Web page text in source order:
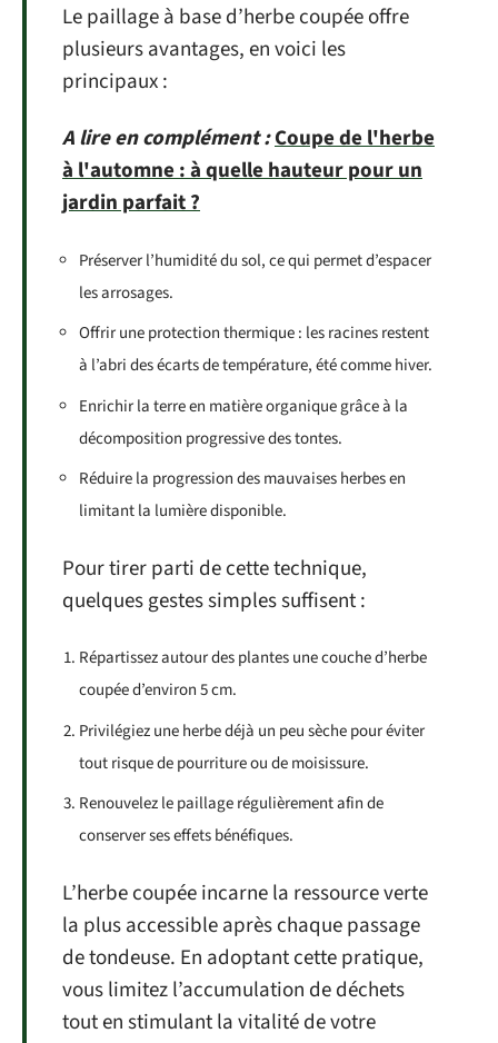
Le paillage à base d’herbe coupée offre
plusieurs avantages, en voici les
principaux :
A lire en complément :Coupe de l'herbe
à l'automne : à quelle hauteur pour un
jardin parfait ?
Préserver l’humidité du sol, ce qui permet d’espacer
les arrosages.
Offrir une protection thermique : les racines restent
à l’abri des écarts de température, été comme hiver.
Enrichir la terre en matière organique grâce à la
décomposition progressive des tontes.
Réduire la progression des mauvaises herbes en
limitant la lumière disponible.
Pour tirer parti de cette technique,
quelques gestes simples suffisent :
Répartissez autour des plantes une couche d’herbe
coupée d’environ 5 cm.
Privilégiez une herbe déjà un peu sèche pour éviter
tout risque de pourriture ou de moisissure.
Renouvelez le paillage régulièrement afin de
conserver ses effets bénéfiques.
L’herbe coupée incarne la ressource verte
la plus accessible après chaque passage
de tondeuse. En adoptant cette pratique,
vous limitez l’accumulation de déchets
tout en stimulant la vitalité de votre